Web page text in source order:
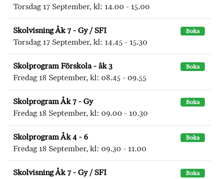
Torsdag 17 September, kl: 14.00 - 15.00
Skolvisning Åk 7 - Gy / SFI Boka
Torsdag 17 September, kl: 14.45 - 15.30
Skolprogram Förskola - åk 3 Boka
Fredag 18 September, kl: 08.45 - 09.55
Skolprogram Åk 7 - Gy Boka
Fredag 18 September, kl: 09.00 - 10.30
Skolprogram Åk 4 - 6 Boka
Fredag 18 September, kl: 09.30 - 11.00
Skolvisning Åk 7 - Gy / SFI Boka